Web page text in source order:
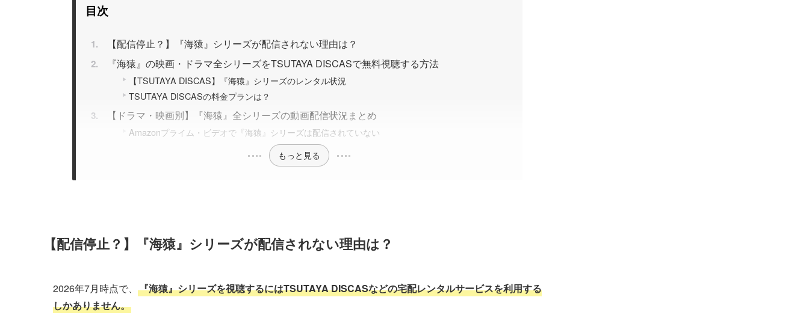
目次
【配信停止？】『海猿』シリーズが配信されない理由は？
『海猿』の映画・ドラマ全シリーズをTSUTAYA DISCASで無料視聴する方法
【TSUTAYA DISCAS】『海猿』シリーズのレンタル状況
TSUTAYA DISCASの料金プランは？
【ドラマ・映画別】『海猿』全シリーズの動画配信状況まとめ
Amazonプライム・ビデオで『海猿』シリーズは配信されていない
もっと見る
【配信停止？】『海猿』シリーズが配信されない理由は？
2026年7月時点で、 『海猿』シリーズを視聴するにはTSUTAYA DISCASなどの宅配レンタルサービスを利用する
しかありません。